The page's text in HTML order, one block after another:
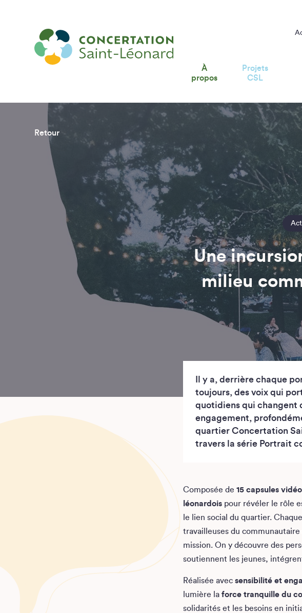
À
propos
Projets
CSL
Retour
Une
milieu
Il y a, derrière chaque
toujours, des voix qui
quotidiens qui changent
engagement,
quartier Concertation
travers la série Portrait
Composée de 15 capsules vidéo
léonardois pour révéler le rôle
le lien social du quartier.
travailleuses du
mission. On y découvre des
soutiennent les jeunes,
Réalisée avec sensibilité et
lumière la force tranquille du
solidarités et les besoins en